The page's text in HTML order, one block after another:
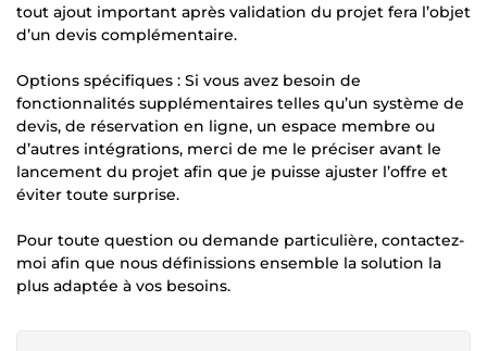
tout ajout important après validation du projet fera l’objet
d’un devis complémentaire.
Options spécifiques : Si vous avez besoin de
fonctionnalités supplémentaires telles qu’un système de
devis, de réservation en ligne, un espace membre ou
d’autres intégrations, merci de me le préciser avant le
lancement du projet afin que je puisse ajuster l’offre et
éviter toute surprise.
Pour toute question ou demande particulière, contactez-
moi afin que nous définissions ensemble la solution la
plus adaptée à vos besoins.